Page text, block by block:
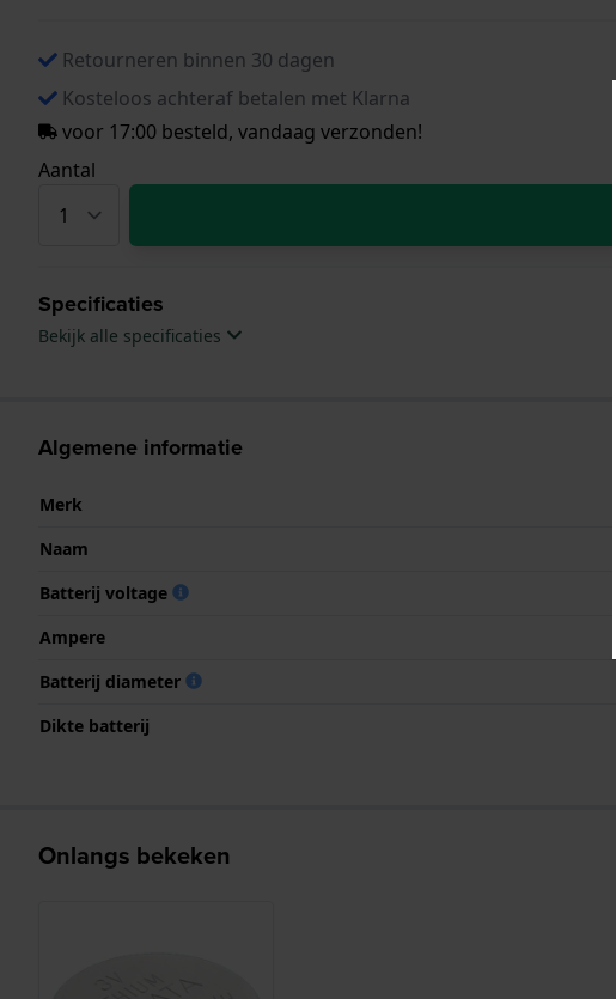
Retourneren binnen 30 dagen
Kosteloos achteraf betalen met Klarna
voor 17:00 besteld, vandaag verzonden!
Aantal
Specificaties
Bekijk alle specificaties
Algemene informatie
Merk
Naam
Batterij voltage
Ampere
Batterij diameter
Dikte batterij
Onlangs bekeken